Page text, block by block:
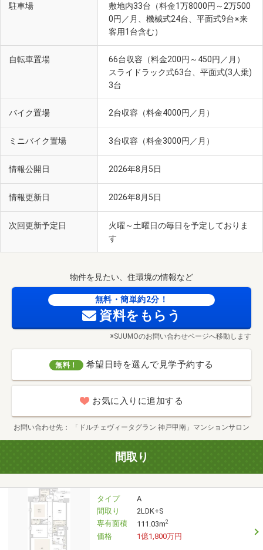
駐車場
敷地内33台（料金1万8000円～2万500
0円／月、機械式24台、平面式9台※来
客用1台含む）
自転車置場
66台収容（料金200円～450円／月）
スライドラック式63台、平面式(3人乗)
3台
バイク置場 2台収容（料金4000円／月）
ミニバイク置場 3台収容（料金3000円／月）
情報公開日 2026年8月5日
情報更新日 2026年8月5日
次回更新予定日
火曜～土曜日の毎日を予定しておりま
す
物件を見たい、住環境の情報など
無料・簡単約2分！
資料をもらう
※SUUMOのお問い合わせページへ移動します
無料！ 希望日時を選んで見学予約する
お気に入りに追加する
お問い合わせ先 「ドルチェヴィータグラン 神戸甲南」マンションサロン
間取り
タイプ
A
間取り
2LDK+S
専有面積
111.03m2
価格 1億1,800万円